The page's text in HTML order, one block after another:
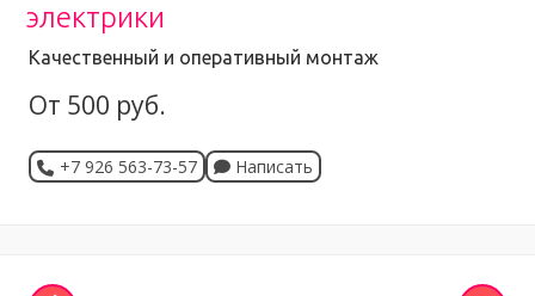
электрики
Качественный и оперативный монтаж
От 500 руб.
+7 926 563-73-57 Написать